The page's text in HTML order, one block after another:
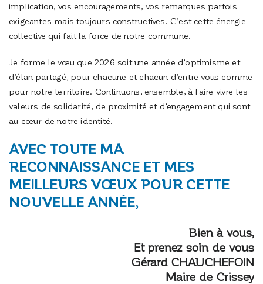
implication, vos encouragements, vos remarques parfois
exigeantes mais toujours constructives. C’est cette énergie
collective qui fait la force de notre commune.
Je forme le vœu que 2026 soit une année d’optimisme et
d’élan partagé, pour chacune et chacun d’entre vous comme
pour notre territoire. Continuons, ensemble, à faire vivre les
valeurs de solidarité, de proximité et d’engagement qui sont
au cœur de notre identité.
AVEC TOUTE MA
RECONNAISSANCE ET MES
MEILLEURS VŒUX POUR CETTE
NOUVELLE ANNÉE,
Bien à vous,
Et prenez soin de vous
Gérard CHAUCHEFOIN
Maire de Crissey